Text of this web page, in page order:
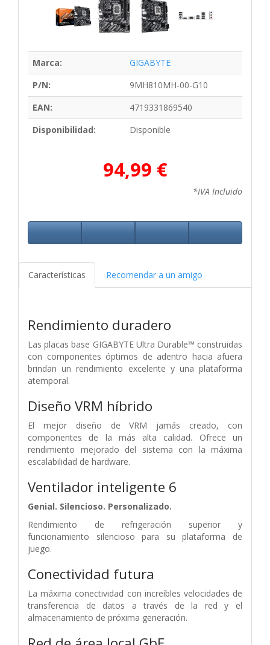
Marca:
GIGABYTE
P/N:
9MH810MH-00-G10
EAN:
4719331869540
Disponibilidad:
Disponible
94,99 €
*IVA Incluido
Características Recomendar a un amigo
Rendimiento duradero
Las placas base GIGABYTE Ultra Durable™ construidas
con componentes óptimos de adentro hacia afuera
brindan un rendimiento excelente y una plataforma
atemporal.
Diseño VRM híbrido
El mejor diseño de VRM jamás creado, con
componentes de la más alta calidad. Ofrece un
rendimiento mejorado del sistema con la máxima
escalabilidad de hardware.
Ventilador inteligente 6
Genial. Silencioso. Personalizado.
Rendimiento de refrigeración superior y
funcionamiento silencioso para su plataforma de
juego.
Conectividad futura
La máxima conectividad con increíbles velocidades de
transferencia de datos a través de la red y el
almacenamiento de próxima generación.